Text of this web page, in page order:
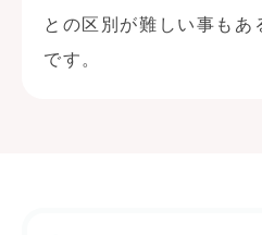
との区別が難しい事もあ
です。